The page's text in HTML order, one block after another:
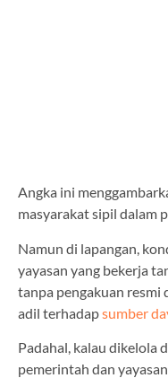
Angka ini
masyarakat sipil dalam
Namun di lapangan,
yayasan yang bekerja
tanpa pengakuan resmi
adil terhadapsumber
Padahal, kalau dikelola
pemerintah dan